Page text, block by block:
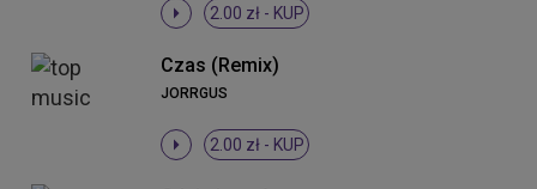
2.00 zł - KUP
Czas (Remix)
JORRGUS
2.00 zł - KUP